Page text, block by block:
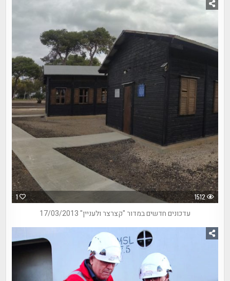
1 1512
עדכונים חדשים במדור "קצרצר ולעניין" 17/03/2013